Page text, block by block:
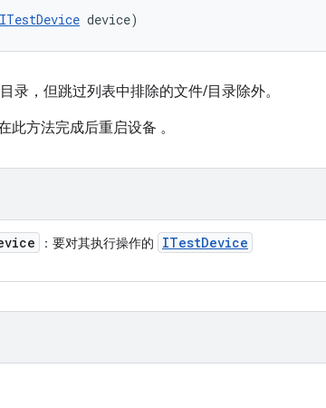
ITestDevice device)
录，但跳过列表中排除的文件/目录除外。
方法完成后重启设备 。
：要对其执行操作的 ITestDevice